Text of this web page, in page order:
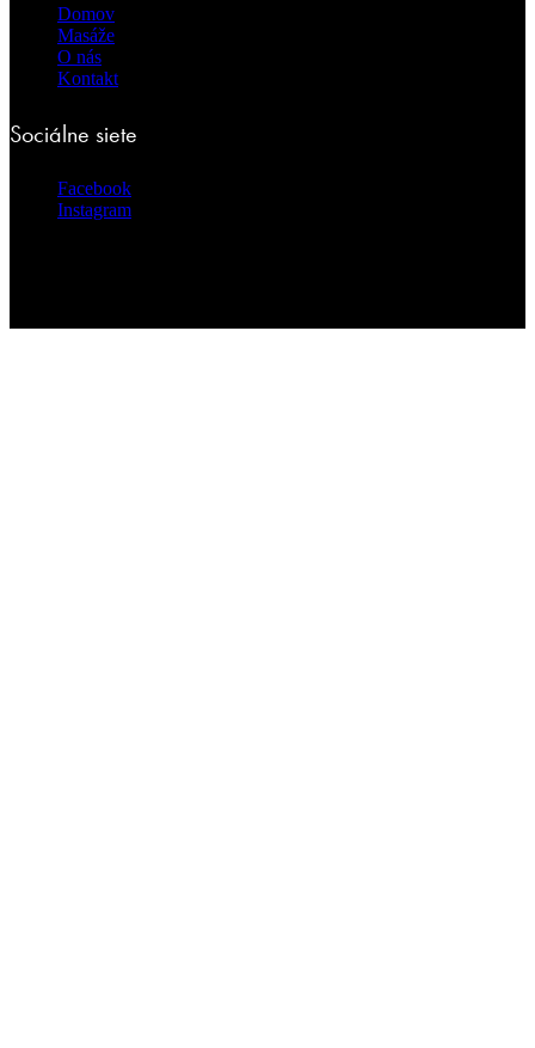
Domov
Masáže
O nás
Kontakt
Sociálne siete
Facebook
Instagram